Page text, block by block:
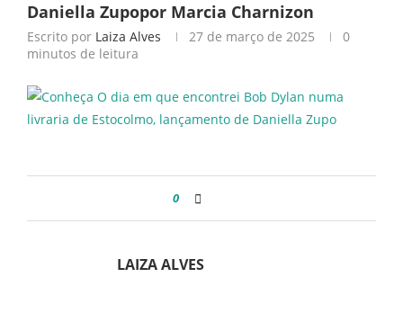
Daniella Zupopor Marcia Charnizon
Escrito por Laiza Alves 27 de março de 2025
0
minutos de leitura
0
LAIZA ALVES